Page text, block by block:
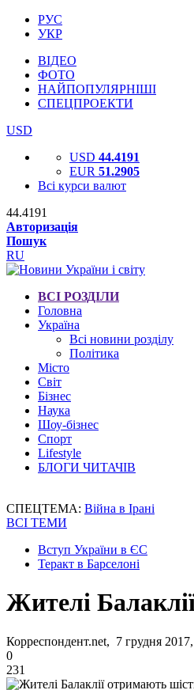
РУС
УКР
ВІДЕО
ФОТО
НАЙПОПУЛЯРНІШІ
СПЕЦПРОЕКТИ
USD
USD 44.4191
EUR 51.2905
Всі курси валют
44.4191
Авторизація
Пошук
RU
ВСІ РОЗДІЛИ
Головна
Україна
Всі новини розділу
Політика
Місто
Світ
Бізнес
Наука
Шоу-бізнес
Спорт
Lifestyle
БЛОГИ ЧИТАЧІВ
СПЕЦТЕМА: Війна в Ірані
ВСІ ТЕМИ
Вступ України в ЄС
Теракт в Барселоні
Жителі
Корреспондент.net, 7 грудня
0
231